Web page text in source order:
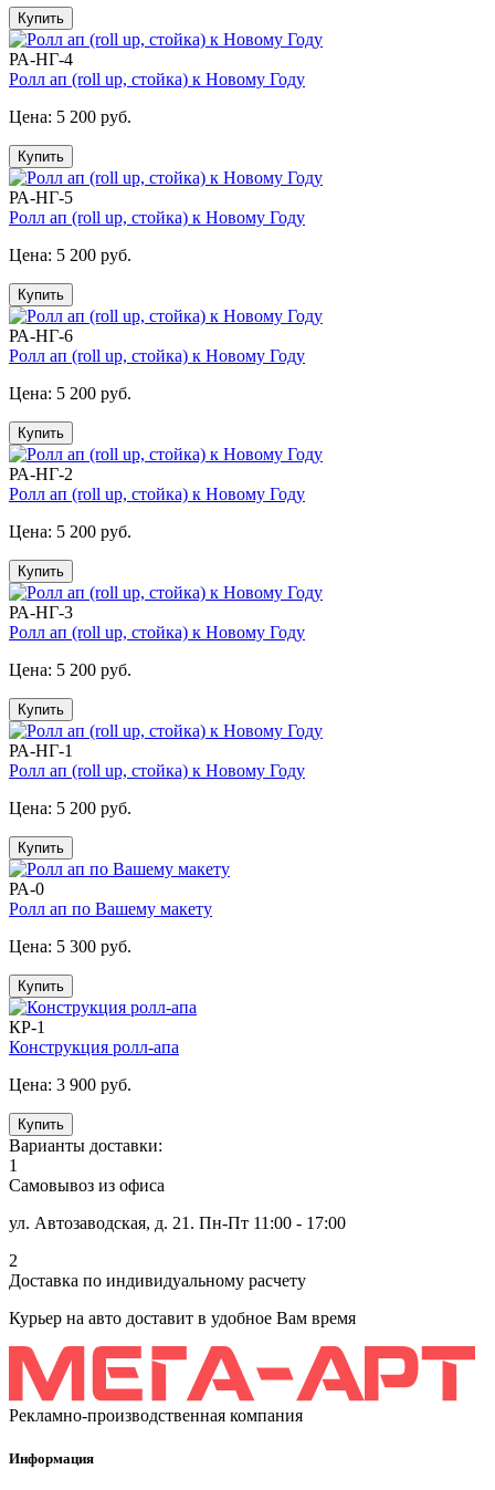
Купить
РА-НГ-4
Ролл ап (roll up, стойка) к Новому Году
Цена: 5 200 руб.
Купить
РА-НГ-5
Ролл ап (roll up, стойка) к Новому Году
Цена: 5 200 руб.
Купить
РА-НГ-6
Ролл ап (roll up, стойка) к Новому Году
Цена: 5 200 руб.
Купить
РА-НГ-2
Ролл ап (roll up, стойка) к Новому Году
Цена: 5 200 руб.
Купить
РА-НГ-3
Ролл ап (roll up, стойка) к Новому Году
Цена: 5 200 руб.
Купить
РА-НГ-1
Ролл ап (roll up, стойка) к Новому Году
Цена: 5 200 руб.
Купить
РА-0
Ролл ап по Вашему макету
Цена: 5 300 руб.
Купить
КР-1
Конструкция ролл-апа
Цена: 3 900 руб.
Купить
Варианты доставки:
1
Самовывоз из офиса
ул. Автозаводская, д. 21. Пн-Пт 11:00 - 17:00
2
Доставка по индивидуальному расчету
Курьер на авто доставит в удобное Вам время
Рекламно-производственная компания
Информация